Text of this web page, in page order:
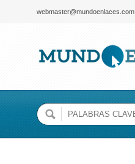
webmaster@mundoenlaces.com